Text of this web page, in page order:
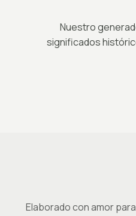
Nuestro
significados
Elaborado con amor